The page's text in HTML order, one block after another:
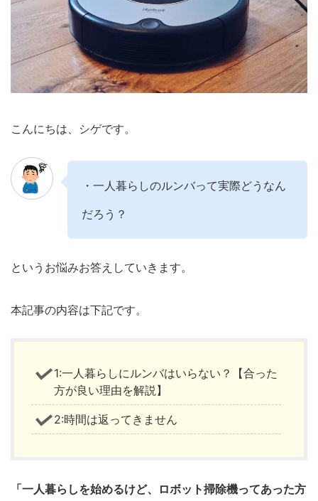
こんにちは、シゲです。
・一人暮らしのルンバって実際どうなん
だろう？
というお悩みお答えしていきます。
本記事の内容は下記です。
1:一人暮らしにルンバはいらない？【合った
方が良い理由を解説】
2:時間は返ってきません
「一人暮らしを始めるけど、ロボット掃除機ってあった方